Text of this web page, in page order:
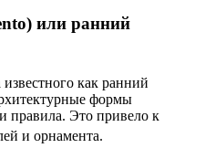
или ранний
известного как ранний
формы
правила. Это привело к
и орнамента.